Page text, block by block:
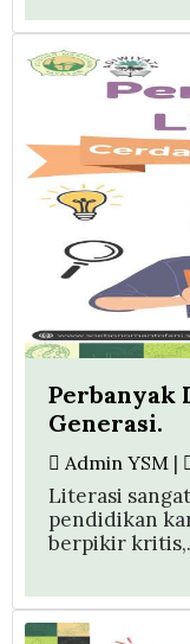
Perbanyak
Generasi.
Admin YSM |
Literasi
pendidikan
berpikir